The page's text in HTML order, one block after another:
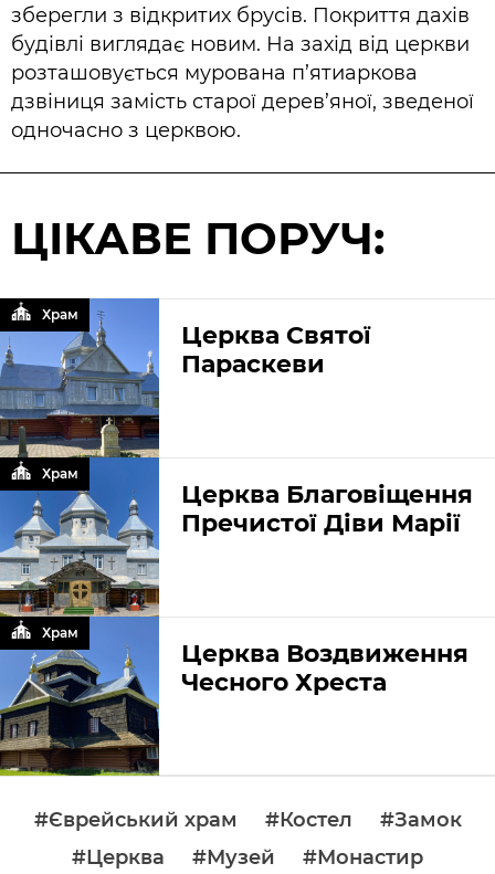
зберегли з відкритих брусів. Покриття дахів
будівлі виглядає новим. На захід від церкви
розташовується мурована п’ятиаркова
дзвіниця замість старої дерев’яної, зведеної
одночасно з церквою.
ЦІКАВЕ ПОРУЧ:
Церква Святої
Параскеви
Храм
Церква Благовіщення
Пречистої Діви Марії
Храм
Церква Воздвиження
Чесного Хреста
Храм
#Єврейський храм #Костел
#Замок
#Церква
#Музей #Монастир